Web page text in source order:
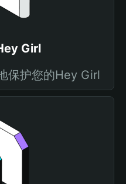
Girl
保护您的Hey Girl